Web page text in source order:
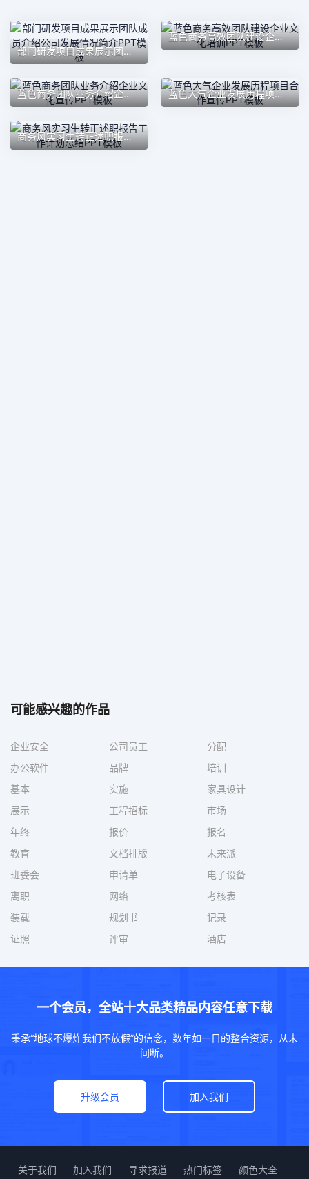
部门研发项目成果展示团队成员介绍公司发展情况简介PPT模板
蓝色商务高效团队建设企业文化培训PPT模板
蓝色商务团队业务介绍企业文化宣传PPT模板 蓝色大气企业发展历程项目合作宣传PPT模板
商务风实习生转正述职报告工作计划总结PPT模板
可能感兴趣的作品
企业安全 公司员工
分配
办公软件
品牌
培训
基本
实施
家具设计
展示
工程招标
市场
年终
报价
报名
教育
文档排版
未来派
班委会
申请单
电子设备
离职
网络
考核表
装载
规划书
记录
证照
评审 酒店
一个会员，全站十大品类精品内容任意下载
秉承“地球不爆炸我们不放假”的信念，数年如一日的整合资源，从未
间断。
升级会员 加入我们
关于我们 加入我们 寻求报道 热门标签 颜色大全